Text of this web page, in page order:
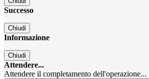
Successo
Chiudi
Informazione
Chiudi
Attendere...
Attendere il completamento dell'operazione...